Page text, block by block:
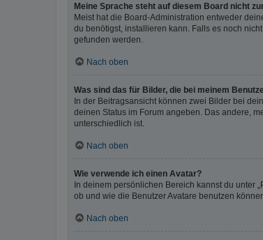
Meine Sprache steht auf diesem Board nicht
Meist hat die Board-Administration entweder
du benötigst, installieren kann. Falls es noch
gefunden werden.
Nach oben
Was sind das für Bilder, die bei meinem
In der Beitragsansicht können zwei Bilder bei
deinen Status im Forum angeben. Das andere,
unterschiedlich ist.
Nach oben
Wie verwende ich einen Avatar?
In deinem persönlichen Bereich kannst du unter
ob und wie die Benutzer Avatare benutzen
Nach oben